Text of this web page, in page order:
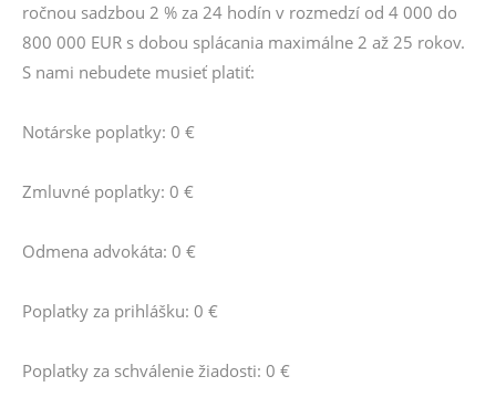
ročnou sadzbou 2 % za 24 hodín v rozmedzí od 4 000 do
800 000 EUR s dobou splácania maximálne 2 až 25 rokov.
S nami nebudete musieť platiť:
Notárske poplatky: 0 €
Zmluvné poplatky: 0 €
Odmena advokáta: 0 €
Poplatky za prihlášku: 0 €
Poplatky za schválenie žiadosti: 0 €